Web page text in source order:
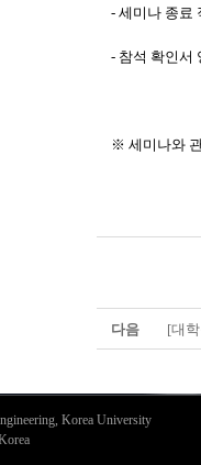
- 세미나 종료
- 참석 확인서
※ 세미나와
다음 [대
Korea University